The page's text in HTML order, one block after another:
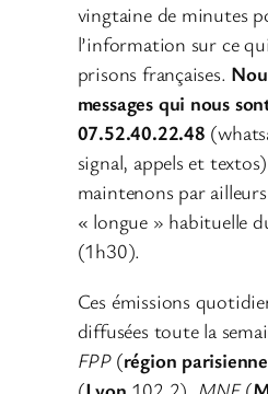
vingtaine de minutes
l’information sur ce
prisons françaises.
messages qui nous
07.52.40.22.48
signal, appels et
maintenons par
« longue » habituelle
(1h30).
Ces émissions
diffusées toute la
FPP (région parisienne